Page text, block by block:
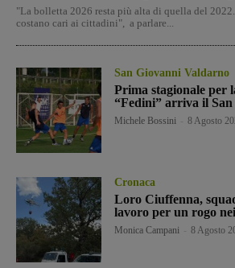
"La bolletta 2026 resta più alta di quella del
costano cari ai cittadini", a parlare...
San Giovanni Valdarno
Prima stagionale per
“Fedini” arriva il
Michele Bossini 8 Agosto
Cronaca
Loro Ciuffenna,
lavoro per un rogo
Monica Campani 8 Agosto